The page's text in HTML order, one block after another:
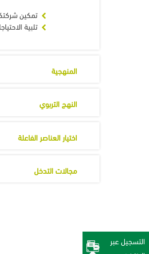
تمكين
تلبية
المنهجية
النهج التربوي
اختيار العناصر الفاعلة
مجالات التدخل
التسجيل عبر